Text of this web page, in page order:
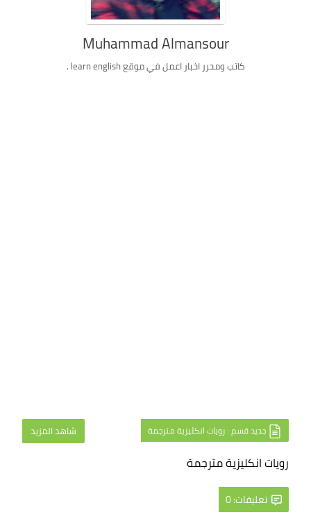
Muhammad Almansour
كاتب ومحرر اخبار اعمل في موقع learn english .
جديد قسم : رويات انكليزية مترجمة شاهد المزيد
رويات انكليزية مترجمة
تعليقات: 0